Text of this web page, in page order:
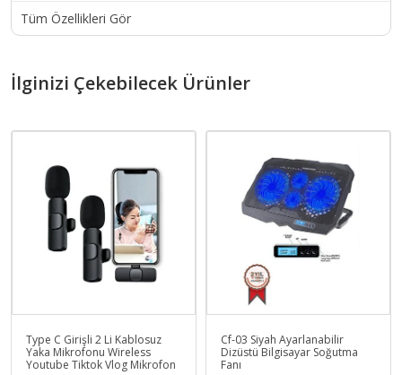
Tüm Özellikleri Gör
İlginizi Çekebilecek Ürünler
Type C Girişli 2 Li Kablosuz
Yaka Mikrofonu Wireless
Youtube Tiktok Vlog Mikrofon
Cf-03 Siyah Ayarlanabilir
Dizüstü Bilgisayar Soğutma
Fanı